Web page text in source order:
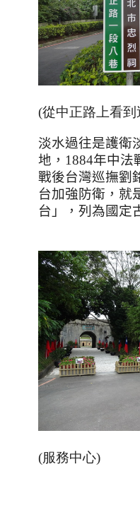
(從中正路上看
淡水過往是護衛
地， 1884年中法
戰後台灣巡撫劉
台加強防衛，就
台」，列為國定
(服務中心)